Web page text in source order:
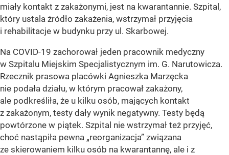
miały kontakt z zakażonymi, jest na kwarantannie. Szpital,
który ustala źródło zakażenia, wstrzymał przyjęcia
i rehabilitacje w budynku przy ul. Skarbowej.
Na COVID-19 zachorował jeden pracownik medyczny
w Szpitalu Miejskim Specjalistycznym im. G. Narutowicza.
Rzecznik prasowa placówki Agnieszka Marzęcka
nie podała działu, w którym pracował zakażony,
ale podkreśliła, że u kilku osób, mających kontakt
z zakażonym, testy dały wynik negatywny. Testy będą
powtórzone w piątek. Szpital nie wstrzymał też przyjęć,
choć nastąpiła pewna „reorganizacja” związana
ze skierowaniem kilku osób na kwarantannę, ale i z